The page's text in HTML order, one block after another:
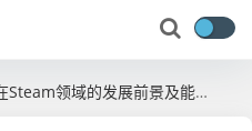
领域的发展前景及能否继续使用探讨